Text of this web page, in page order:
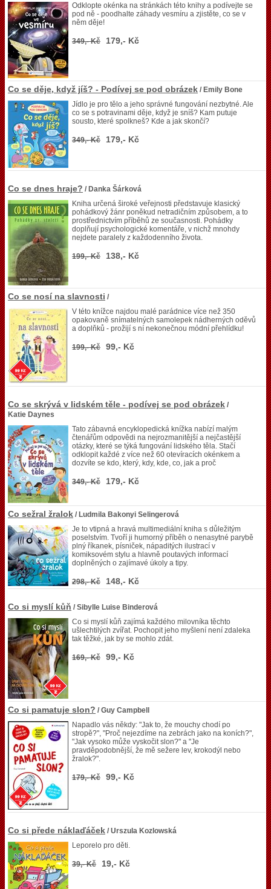
Odklopte okénka na stránkách této knihy a podívejte se
pod ně - poodhalte záhady vesmíru a zjistěte, co se v
něm děje!
349,- Kč 179,- Kč
Co se děje, když jíš? - Podívej se pod obrázek / Emily Bone
Jídlo je pro tělo a jeho správné fungování nezbytné. Ale
co se s potravinami děje, když je sníš? Kam putuje
sousto, které spolkneš? Kde a jak skončí?
349,- Kč 179,- Kč
Co se dnes hraje? / Danka Šárková
Kniha určená široké veřejnosti představuje klasický
pohádkový žánr poněkud netradičním způsobem, a to
prostřednictvím příběhů ze současnosti. Pohádky
doplňují psychologické komentáře, v nichž mnohdy
nejdete paralely z každodenního života.
199,- Kč 138,- Kč
Co se nosí na slavnosti /
V této knížce najdou malé parádnice více než 350
opakovaně snímatelných samolepek nádherných oděvů
a doplňků - prožijí s ní nekonečnou módní přehlídku!
199,- Kč 99,- Kč
Co se skrývá v lidském těle - podívej se pod obrázek /
Katie Daynes
Tato zábavná encyklopedická knížka nabízí malým
čtenářům odpovědi na nejrozmanitější a nejčastější
otázky, které se týká fungování lidského těla. Stačí
odklopit každé z více než 60 otevíracích okénkem a
dozvíte se kdo, který, kdy, kde, co, jak a proč
349,- Kč 179,- Kč
Co sežral žralok / Ludmila Bakonyi Selingerová
Je to vtipná a hravá multimediální kniha s důležitým
poselstvím. Tvoří ji humorný příběh o nenasytné parybě
plný říkanek, písniček, nápaditých ilustrací v
komiksovém stylu a hlavně poutavých informací
doplněných o zajímavé úkoly a tipy.
298,- Kč 148,- Kč
Co si myslí kůň / Sibylle Luise Binderová
Co si myslí kůň zajímá každého milovníka těchto
ušlechtilých zvířat. Pochopit jeho myšlení není zdaleka
tak těžké, jak by se mohlo zdát.
169,- Kč 99,- Kč
Co si pamatuje slon? / Guy Campbell
Napadlo vás někdy: "Jak to, že mouchy chodí po
stropě?", "Proč nejezdíme na zebrách jako na koních?",
"Jak vysoko může vyskočit slon?" a "Je
pravděpodobnější, že mě sežere lev, krokodýl nebo
žralok?".
179,- Kč 99,- Kč
Co si přede náklaďáček / Urszula Kozlowská
Leporelo pro děti.
39,- Kč 19,- Kč